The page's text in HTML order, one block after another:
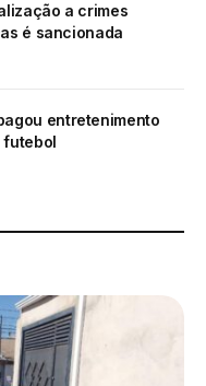
a crimes
é sancionada
entretenimento
futebol